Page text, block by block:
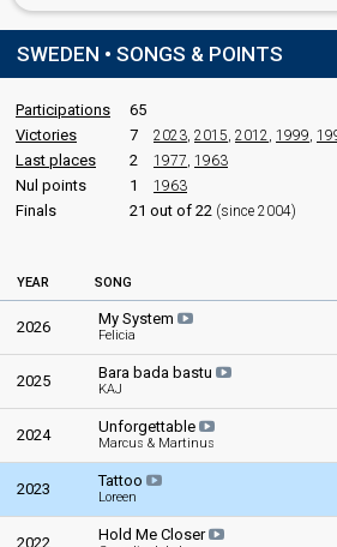
Sweden 1975: spokesperson
Sweden 1966: commentator
COMMENTATOR
Ulf Elfving
Sweden 1986
: commentator
Sweden 1978 : commentator
Sweden 1977
SWEDEN • SONGS & POINTS
Participations
65
Victories
7 2023, 2015, 2012, 1999,
Last places 2 1977, 1963
Nul points 1 1963
Finals 21 out of 22 (since 2004)
YEAR SONG
2026 My System
Felicia
2025 Bara bada bastu
KAJ
2024 Unforgettable
Marcus & Martinus
2023 Tattoo
Loreen
2022 Hold Me Closer